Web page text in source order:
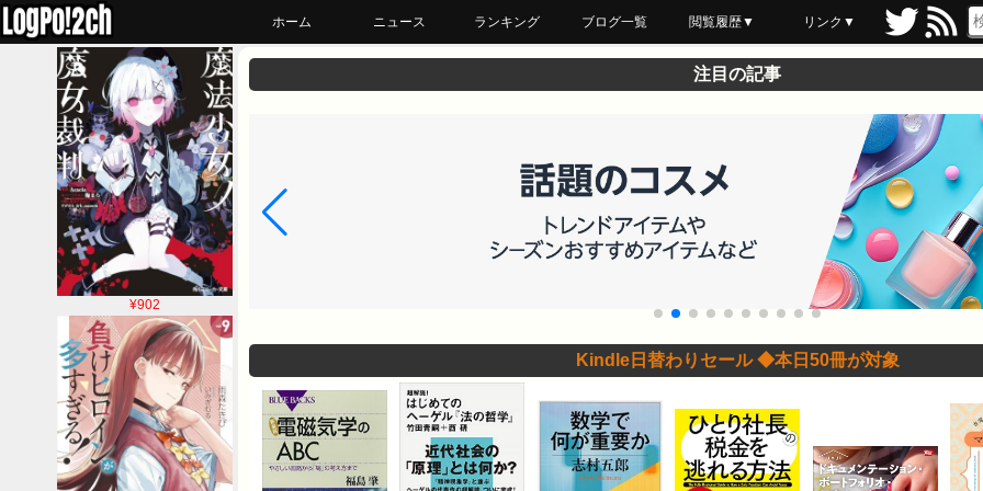
ホーム ニュース ランキング ブログ一覧 閲覧履歴▼
最近読んだ
あとで読む
ブックマーク
リンク▼
¥902
注目の記事
Kindle日替わりセール ◆本日50冊が対象